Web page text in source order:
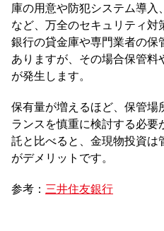
庫の用意や防犯システム導入
など、万全のセキュリティ対
銀行の貸金庫や専門業者の保
ありますが、その場合保管料
が発生します。
保有量が増えるほど、保管場
ランスを慎重に検討する必要
託と比べると、金現物投資は
がデメリットです。
参考： 三井住友銀行